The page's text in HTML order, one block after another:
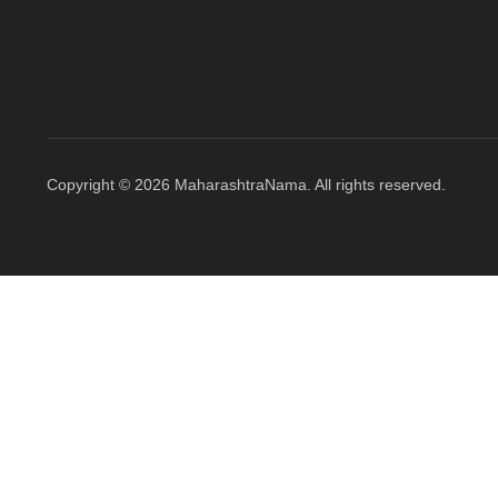
Copyright © 2026 MaharashtraNama. All rights reserved.